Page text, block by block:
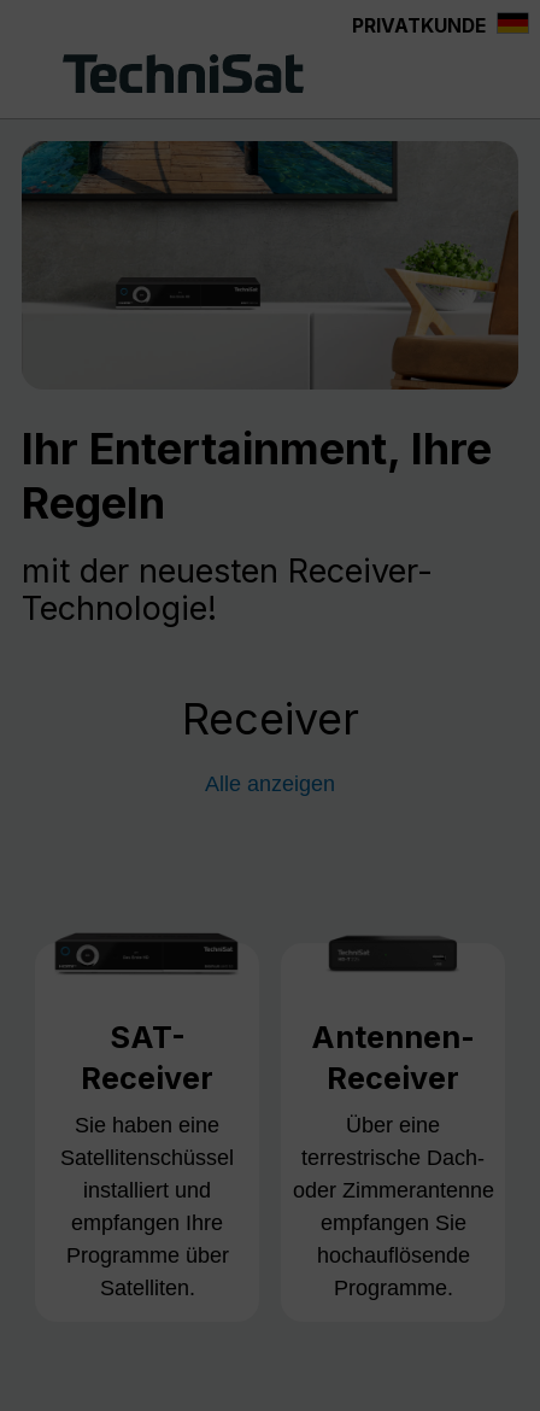
PRIVATKUNDE
Ihr Entertainment, Ihre
Regeln
mit der neuesten Receiver-
Technologie!
Receiver
Alle anzeigen
SAT-
Receiver
Sie haben eine
Satellitenschüssel
installiert und
empfangen Ihre
Programme über
Satelliten.
Antennen-
Receiver
Über eine
terrestrische Dach-
oder Zimmerantenne
empfangen Sie
hochauflösende
Programme.